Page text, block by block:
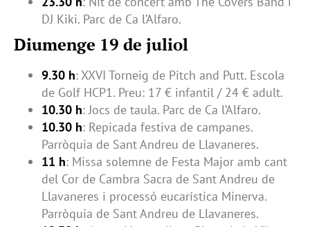
DJ Kiki. Parc de Ca l’Alfaro.
Diumenge 19 de juliol
9.30 h: XXVI Torneig de Pitch and Putt. Escola
de Golf HCP1. Preu: 17 € infantil / 24 € adult.
10.30 h: Jocs de taula. Parc de Ca l’Alfaro.
10.30 h: Repicada festiva de campanes.
Parròquia de Sant Andreu de Llavaneres.
11 h: Missa solemne de Festa Major amb cant
del Cor de Cambra Sacra de Sant Andreu de
Llavaneres i processó eucarística Minerva.
Parròquia de Sant Andreu de Llavaneres.